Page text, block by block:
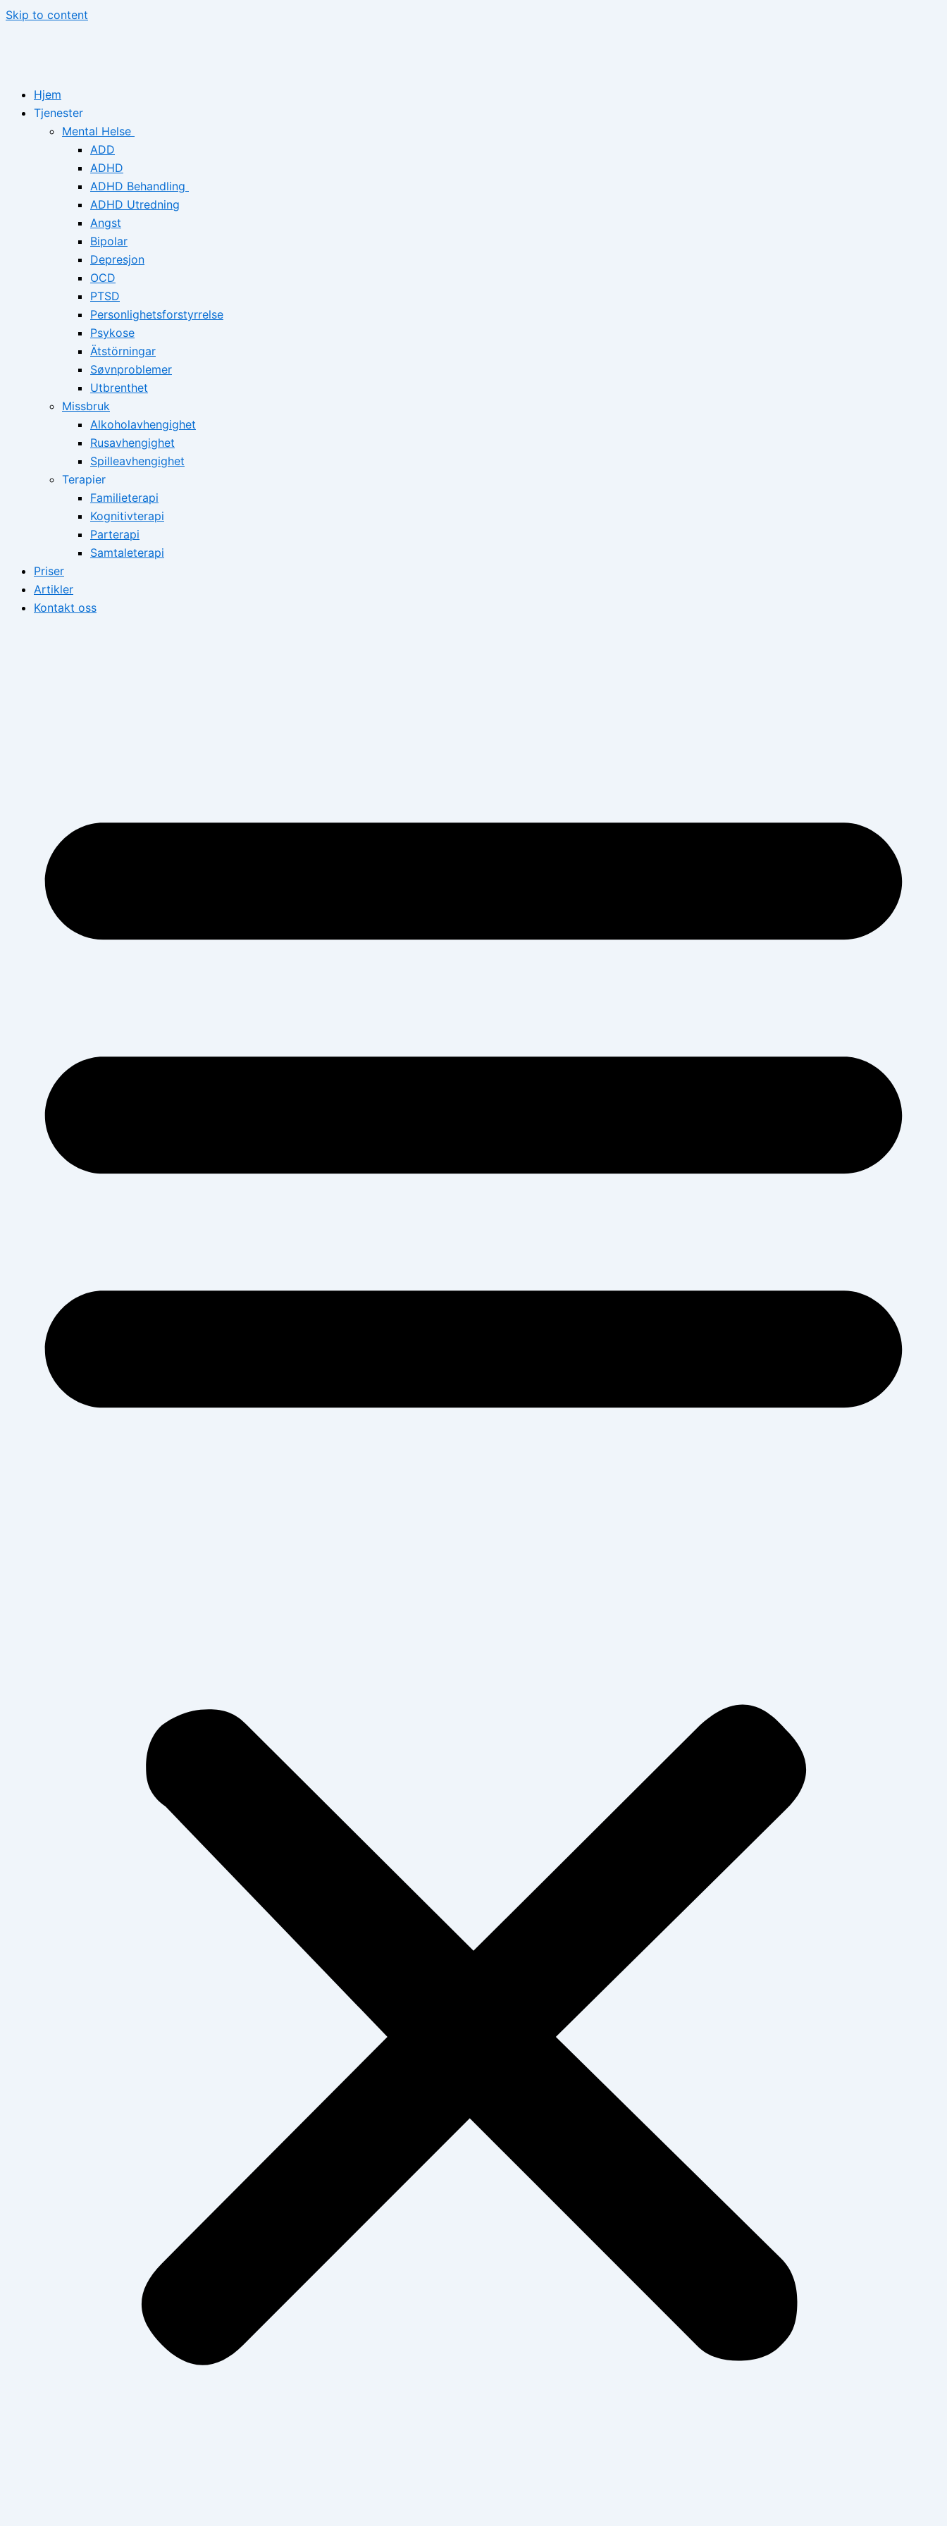
Skip to content
Hjem
Tjenester
Mental Helse
ADD
ADHD
ADHD Behandling
ADHD Utredning
Angst
Bipolar
Depresjon
OCD
PTSD
Personlighetsforstyrrelse
Psykose
Ätstörningar
Søvnproblemer
Utbrenthet
Missbruk
Alkoholavhengighet
Rusavhengighet
Spilleavhengighet
Terapier
Familieterapi
Kognitivterapi
Parterapi
Samtaleterapi
Priser
Artikler
Kontakt oss